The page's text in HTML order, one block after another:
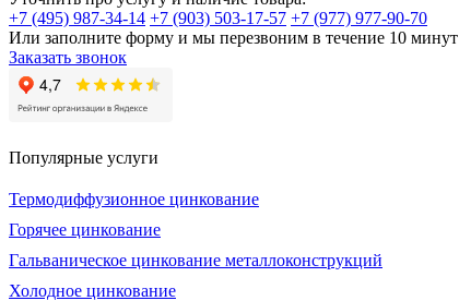
+7 (495) 987-34-14 +7 (903) 503-17-57 +7 (977) 977-90-70
Или заполните форму и мы перезвоним в течение 10 минут
Заказать звонок
Популярные услуги
Термодиффузионное цинкование
Горячее цинкование
Гальваническое цинкование металлоконструкций
Холодное цинкование